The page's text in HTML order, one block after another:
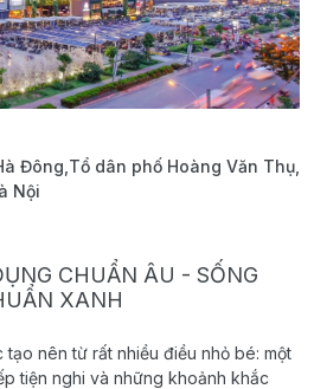
Đông,Tổ dân phố Hoàng Văn Thụ,
Nội
CHUẨN ÂU - SỐNG
XANH
nên từ rất nhiều điều nhỏ bé: một
tiện nghi và những khoảnh khắc